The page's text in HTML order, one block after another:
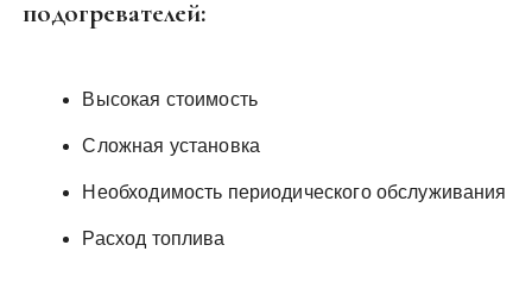
подогревателей:
Высокая стоимость
Сложная установка
Необходимость периодического обслуживания
Расход топлива